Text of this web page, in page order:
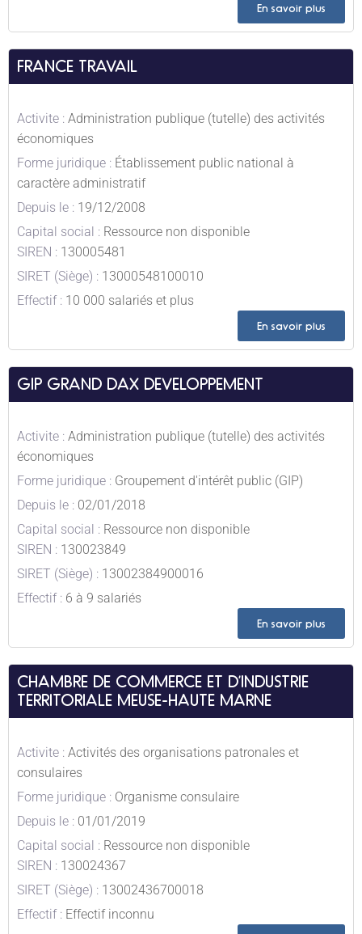
En savoir plus
FRANCE TRAVAIL
Activite : Administration publique (tutelle) des activités
économiques
Forme juridique : Établissement public national à
caractère administratif
Depuis le : 19/12/2008
Capital social : Ressource non disponible
SIREN : 130005481
SIRET (Siège) : 13000548100010
Effectif : 10 000 salariés et plus
En savoir plus
GIP GRAND DAX DEVELOPPEMENT
Activite : Administration publique (tutelle) des activités
économiques
Forme juridique : Groupement d'intérêt public (GIP)
Depuis le : 02/01/2018
Capital social : Ressource non disponible
SIREN : 130023849
SIRET (Siège) : 13002384900016
Effectif : 6 à 9 salariés
En savoir plus
CHAMBRE DE COMMERCE ET D’INDUSTRIE
TERRITORIALE MEUSE-HAUTE MARNE
Activite : Activités des organisations patronales et
consulaires
Forme juridique : Organisme consulaire
Depuis le : 01/01/2019
Capital social : Ressource non disponible
SIREN : 130024367
SIRET (Siège) : 13002436700018
Effectif : Effectif inconnu